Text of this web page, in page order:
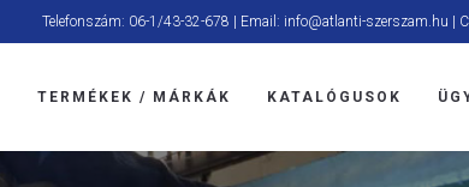
Telefonszám: 06-1/43-32-678 | Email: info@atlanti-szerszam.hu |
TERMÉKEK / MÁRKÁK KATALÓGUSOK